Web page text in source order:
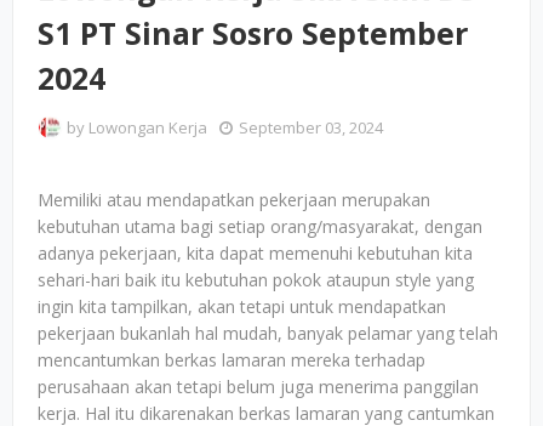
S1 PT Sinar Sosro September
2024
by Lowongan Kerja September 03, 2024
Memiliki atau mendapatkan pekerjaan merupakan
kebutuhan utama bagi setiap orang/masyarakat, dengan
adanya pekerjaan, kita dapat memenuhi kebutuhan kita
sehari-hari baik itu kebutuhan pokok ataupun style yang
ingin kita tampilkan, akan tetapi untuk mendapatkan
pekerjaan bukanlah hal mudah, banyak pelamar yang telah
mencantumkan berkas lamaran mereka terhadap
perusahaan akan tetapi belum juga menerima panggilan
kerja. Hal itu dikarenakan berkas lamaran yang cantumkan